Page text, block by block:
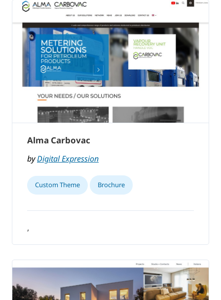
Alma Carbovac
byDigital Expression
Custom Theme Brochure
,